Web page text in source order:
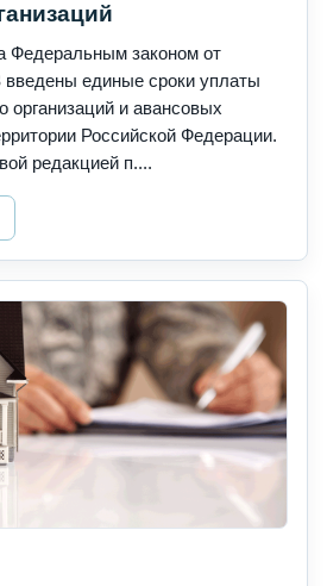
Федеральным законом от
единые сроки уплаты
организаций и авансовых
Российской Федерации.
редакцией п....